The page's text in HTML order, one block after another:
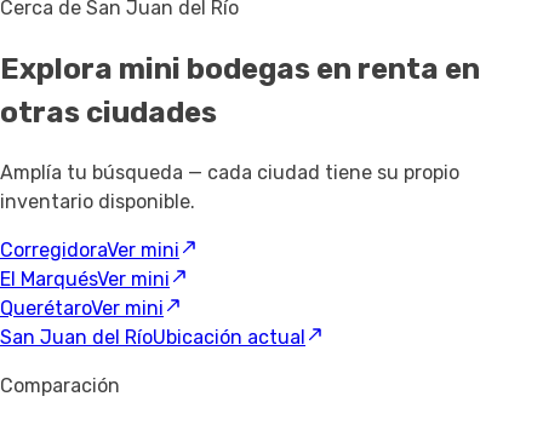
Cerca de San Juan del Río
Explora mini bodegas en renta en
otras ciudades
Amplía tu búsqueda — cada ciudad tiene su propio
inventario disponible.
CorregidoraVer mini
El MarquésVer mini
QuerétaroVer mini
San Juan del RíoUbicación actual
Comparación